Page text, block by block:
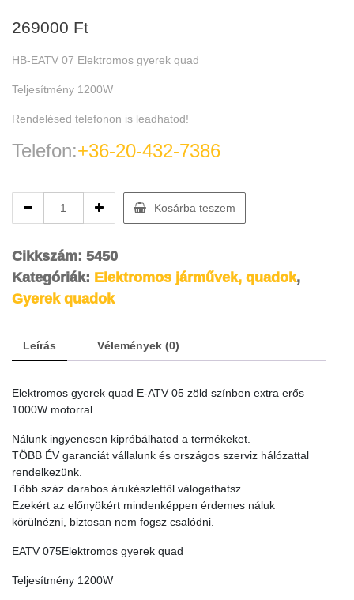
269000 Ft
HB-EATV 07 Elektromos gyerek quad
Teljesítmény 1200W
Rendelésed telefonon is leadhatod!
Telefon:+36-20-432-7386
lektromos
quad
ATV
05
quantity
Kosárba teszem
Cikkszám: 5450
Kategóriák: Elektromos járművek, quadok,
Gyerek quadok
Leírás Vélemények (0)
Elektromos gyerek quad E-ATV 05 zöld színben extra erős
1000W motorral.
Nálunk ingyenesen kipróbálhatod a termékeket.
TÖBB ÉV garanciát vállalunk és országos szerviz hálózattal
rendelkezünk.
Több száz darabos árukészlettől válogathatsz.
Ezekért az előnyökért mindenképpen érdemes náluk
körülnézni, biztosan nem fogsz csalódni.
EATV 075Elektromos gyerek quad
Teljesítmény 1200W